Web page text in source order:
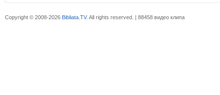
Copyright © 2008-2026 Bibliata.TV. All rights reserved. | 88458 видео клипа